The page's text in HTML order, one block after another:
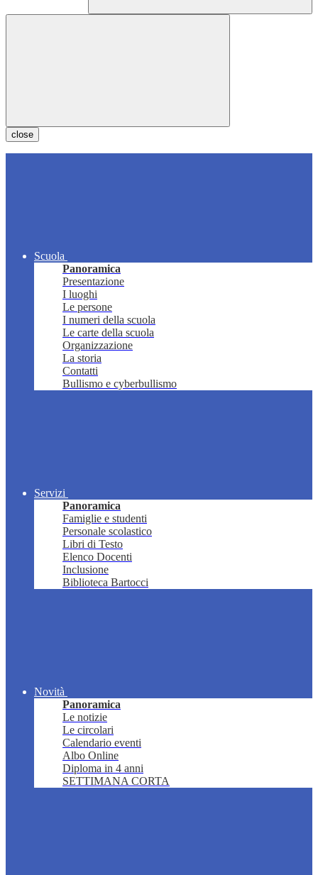
close
Scuola
Panoramica
Presentazione
I luoghi
Le persone
I numeri della scuola
Le carte della scuola
Organizzazione
La storia
Contatti
Bullismo e cyberbullismo
Servizi
Panoramica
Famiglie e studenti
Personale scolastico
Libri di Testo
Elenco Docenti
Inclusione
Biblioteca Bartocci
Novità
Panoramica
Le notizie
Le circolari
Calendario eventi
Albo Online
Diploma in 4 anni
SETTIMANA CORTA